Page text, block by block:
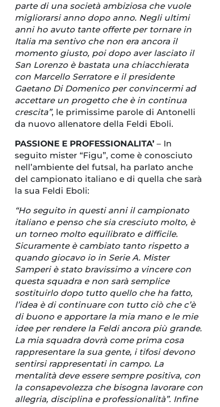
parte di una società ambiziosa che vuole
migliorarsi anno dopo anno. Negli ultimi
anni ho avuto tante offerte per tornare in
Italia ma sentivo che non era ancora il
momento giusto, poi dopo aver lasciato il
San Lorenzo è bastata una chiacchierata
con Marcello Serratore e il presidente
Gaetano Di Domenico per convincermi ad
accettare un progetto che è in continua
crescita”, le primissime parole di Antonelli
da nuovo allenatore della Feldi Eboli.
PASSIONE E PROFESSIONALITA’ – In
seguito mister “Figu”, come è conosciuto
nell’ambiente del futsal, ha parlato anche
del campionato italiano e di quella che sarà
la sua Feldi Eboli:
“Ho seguito in questi anni il campionato
italiano e penso che sia cresciuto molto, è
un torneo molto equilibrato e difficile.
Sicuramente è cambiato tanto rispetto a
quando giocavo io in Serie A. Mister
Samperi è stato bravissimo a vincere con
questa squadra e non sarà semplice
sostituirlo dopo tutto quello che ha fatto,
l’idea è di continuare con tutto ciò che c’è
di buono e apportare la mia mano e le mie
idee per rendere la Feldi ancora più grande.
La mia squadra dovrà come prima cosa
rappresentare la sua gente, i tifosi devono
sentirsi rappresentati in campo. La
mentalità deve essere sempre positiva, con
la consapevolezza che bisogna lavorare con
allegria, disciplina e professionalità”. Infine